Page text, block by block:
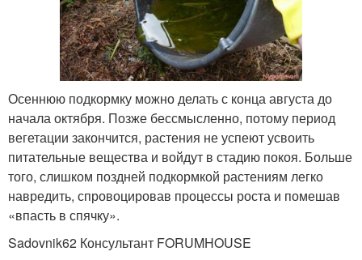
Удобрения для
подкормки
Осенние подкормки
Внекорневые
подкормки
Удобрение для
деревьев
Удобрения для
деревьев
Суперфосфат для
плодовых деревьев
Осеннюю подкормку можно делать с конца августа до
начала октября. Позже бессмысленно, потому период
вегетации закончится, растения не успеют усвоить
питательные вещества и войдут в стадию покоя. Больше
того, слишком поздней подкормкой растениям легко
навредить, спровоцировав процессы роста и помешав
«впасть в спячку».
Sadovnik62 Консультант FORUMHOUSE